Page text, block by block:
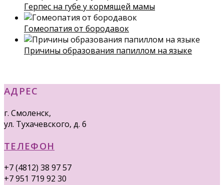
Герпес на губе у кормящей мамы
Гомеопатия от бородавок
Причины образования папиллом на языке
АДРЕС
г. Смоленск,
ул. Тухачевского, д. 6
ТЕЛЕФОН
+7 (4812) 38 97 57
+7 951 719 92 30